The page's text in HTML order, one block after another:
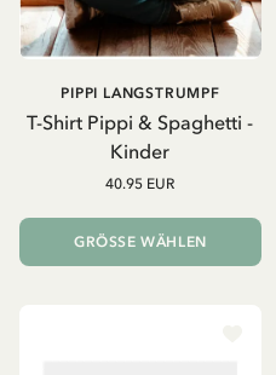
T-Shirt Pippi & Spaghetti -
Kinder
PIPPI LANGSTRUMPF
40.95 EUR
GRÖSSE WÄHLEN